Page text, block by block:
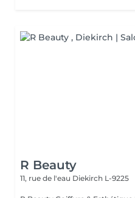
R Beauty
11, rue de l'eau Diekirch L-9225